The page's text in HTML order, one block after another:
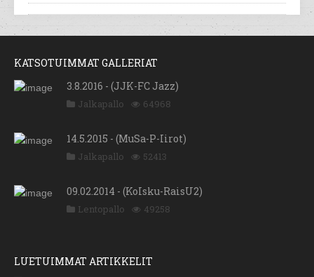
KATSOTUIMMAT GALLERIAT
3.8.2016 - (JJK-FC Jazz)
Jalkapallo 64968
14.5.2015 - (MuSa-P-Iirot)
Jalkapallo 52413
09.02.2014 - (KoIsku-RaisU2)
Lentopallo 49258
LUETUIMMAT ARTIKKELIT